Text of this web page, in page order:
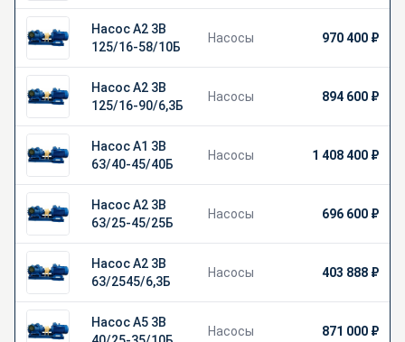
Насос А2 3В
125/16-58/10Б
Насосы 970 400 ₽
Насос А2 3В
125/16-90/6,3Б
Насосы 894 600 ₽
Насос А1 3В
63/40-45/40Б
Насосы 1 408 400 ₽
Насос А2 3В
63/25-45/25Б
Насосы 696 600 ₽
Насос А2 3В
63/2545/6,3Б
Насосы 403 888 ₽
Насос А5 3В
Насосы 871 000 ₽